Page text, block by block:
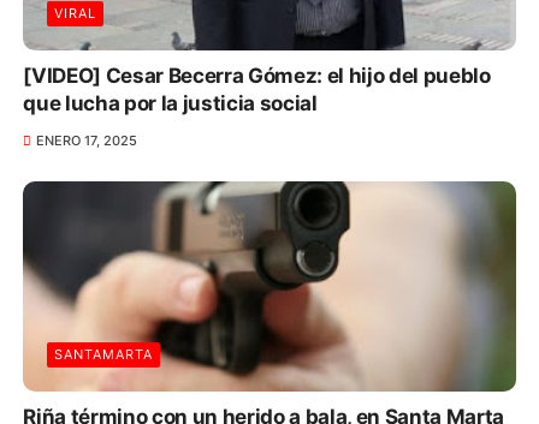
VIRAL
[VIDEO] Cesar Becerra Gómez: el hijo del pueblo
que lucha por la justicia social
ENERO 17, 2025
SANTAMARTA
Riña término con un herido a bala, en Santa Marta